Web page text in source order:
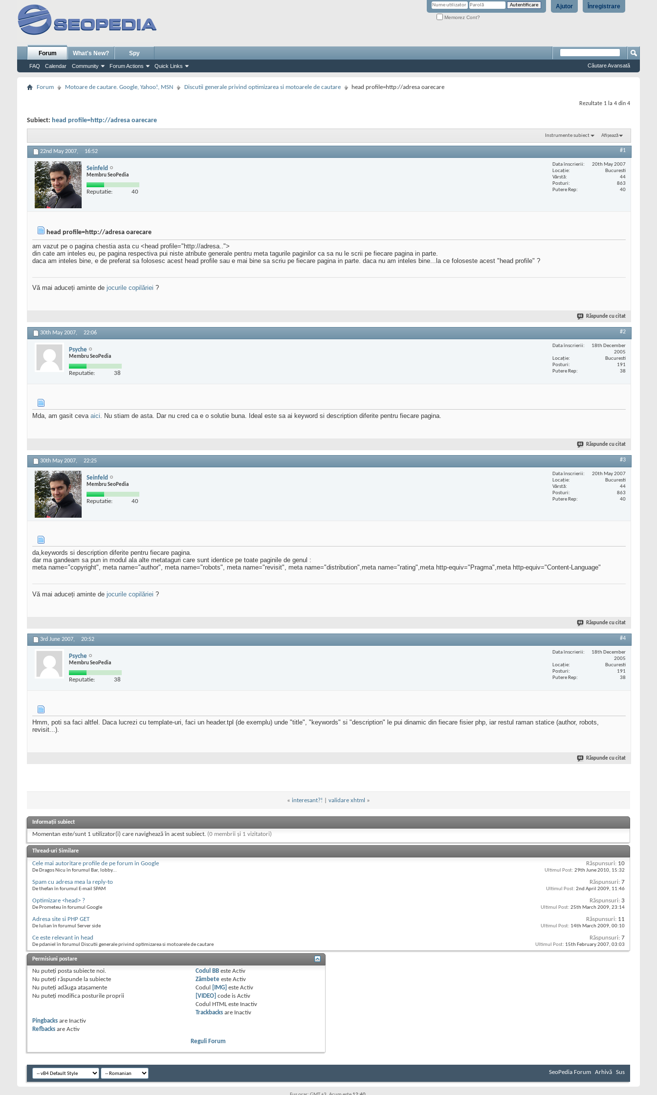
Înregistrare
Ajutor
Memorez Cont?
Forum
FAQ Calendar Community Forum Actions Quick Links
What's New? Spy
Căutare Avansată
Forum Motoare de cautare. Google, Yahoo!, MSN Discutii generale privind optimizarea si motoarele de cautare head profile=http://adresa oarecare
Rezultate 1 la 4 din 4
Subiect: head profile=http://adresa oarecare
Instrumente subiect Afișează
22nd May 2007, 16:52 #1
Seinfeld
Membru SeoPedia
Reputatie: 40
Data înscrierii
20th May 2007
Locaţie
Bucuresti
Vârstă
44
Posturi
863
Putere Rep
40
head profile=http://adresa oarecare
am vazut pe o pagina chestia asta cu <head profile="http://adresa..">
din cate am inteles eu, pe pagina respectiva pui niste atribute generale pentru meta tagurile paginilor ca sa nu le scrii pe fiecare pagina in parte.
daca am inteles bine, e de preferat sa folosesc acest head profile sau e mai bine sa scriu pe fiecare pagina in parte. daca nu am inteles bine...la ce foloseste acest "head profile" ?
Vă mai aduceți aminte de jocurile copilăriei ?
Răspunde cu citat
30th May 2007, 22:06 #2
Psyche
Membru SeoPedia
Reputatie: 38
Data înscrierii
18th December
2005
Locaţie
Bucuresti
Posturi
191
Putere Rep
38
Mda, am gasit ceva aici. Nu stiam de asta. Dar nu cred ca e o solutie buna. Ideal este sa ai keyword si description diferite pentru fiecare pagina.
Răspunde cu citat
30th May 2007, 22:25 #3
Seinfeld
Membru SeoPedia
Reputatie: 40
Data înscrierii
20th May 2007
Locaţie
Bucuresti
Vârstă
44
Posturi
863
Putere Rep
40
da,keywords si description diferite pentru fiecare pagina.
dar ma gandeam sa pun in modul ala alte metataguri care sunt identice pe toate paginile de genul :
meta name="copyright", meta name="author", meta name="robots", meta name="revisit", meta name="distribution",meta name="rating",meta http-equiv="Pragma",meta http-equiv="Content-Language"
Vă mai aduceți aminte de jocurile copilăriei ?
Răspunde cu citat
3rd June 2007, 20:52 #4
Psyche
Membru SeoPedia
Reputatie: 38
Data înscrierii
18th December
2005
Locaţie
Bucuresti
Posturi
191
Putere Rep
38
Hmm, poti sa faci altfel. Daca lucrezi cu template-uri, faci un header.tpl (de exemplu) unde "title", "keywords" si "description" le pui dinamic din fiecare fisier php, iar restul raman statice (author, robots,
revisit...).
Răspunde cu citat
« interesant?! validare xhtml »
Informații subiect
Momentan este/sunt 1 utilizator(i) care navighează în acest subiect. (0 membrii și 1 vizitatori)
Thread-uri Similare
Cele mai autoritare profile de pe forum in Google
De Dragos Nicu în forumul Bar, lobby...
Răspunsuri: 10
Ultimul Post: 29th June 2010, 15:32
Spam cu adresa mea la reply-to
De thefan în forumul E-mail SPAM
Răspunsuri: 7
Ultimul Post: 2nd April 2009, 11:46
Optimizare <head> ?
De Prometeu în forumul Google
Răspunsuri: 3
Ultimul Post: 25th March 2009, 23:14
Adresa site si PHP GET
De Iulian în forumul Server side
Răspunsuri: 11
Ultimul Post: 14th March 2009, 00:10
Ce este relevant in head
De pdaniel în forumul Discutii generale privind optimizarea si motoarele de cautare
Răspunsuri: 7
Ultimul Post: 15th February 2007, 03:03
Permisiuni postare
Nu puteţi posta subiecte noi.
Nu puteţi răspunde la subiecte
Nu puteţi adăuga ataşamente
Nu puteţi modifica posturile proprii
Codul BB esteActiv
Zâmbete esteActiv
Codul
[IMG] esteActiv
[VIDEO] code isActiv
Codul HTML este Inactiv
Trackbacks are Inactiv
Pingbacks are Inactiv
Refbacks are Activ
Reguli Forum
SeoPedia Forum Arhivă Sus